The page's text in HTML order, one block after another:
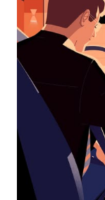
பொத்தான்
அழுத்தவும்.